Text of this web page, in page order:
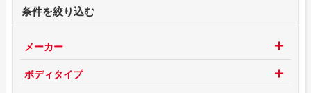
条件を絞り込む
メーカー
ボディタイプ